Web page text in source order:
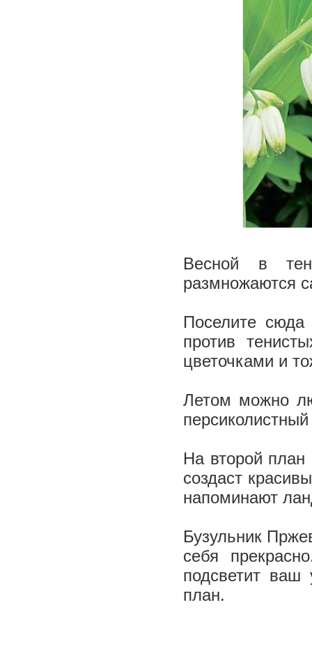
Весной в
размножаются
Поселите сюда
против
цветочками и
Летом можно
На второй план
создаст
напоминают
Бузульник
себя
подсветит ваш
план.